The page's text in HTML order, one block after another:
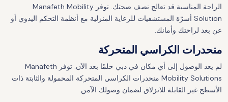
الراحة المناسبة قد تعالج نصف صحتك. توفر Manafeth Mobility
Solution أسرّة المستشفيات للرعاية المنزلية مع أنظمة التحكم اليدوي أو
عن بعد لراحتك وأمانك.
منحدرات الكراسي المتحركة
لم يعد الوصول إلى أي مكان في دبي حلمًا بعد الآن. توفر Manafeth
Mobility Solutions منحدرات الكراسي المتحركة المحمولة والثابتة ذات
الأسطح غير القابلة للانزلاق لضمان وصولك الآمن.